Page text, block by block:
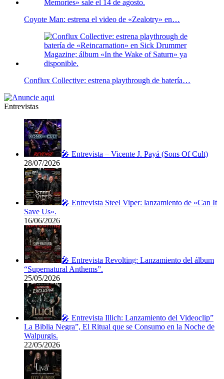
Coyote Man: estrena el video de «Zealotry» en…
Conflux Collective: estrena playthrough de batería…
Entrevistas
🎤 Entrevista – Vicente J. Payá (Sons Of Cult)
28/07/2026
🎤 Entrevista Steel Viper: lanzamiento de «Can It
Save Us».
16/06/2026
🎤 Entrevista Revolting: Lanzamiento del álbum
“Supernatural Anthems”.
25/05/2026
🎤 Entrevista Illich: Lanzamiento del Videoclip”
La Biblia Negra”, El Ritual que se Consumo en la Noche de
Walpurgis.
22/05/2026